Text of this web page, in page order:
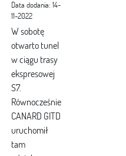
Data dodania: 14-
11-2022
W sobotę
otwarto tunel
w ciągu trasy
ekspresowej
S7.
Równocześnie
CANARD GITD
uruchomił
tam